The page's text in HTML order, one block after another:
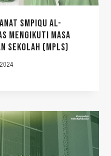
SMPIQU AL-
MENGIKUTI MASA
SEKOLAH (MPLS)